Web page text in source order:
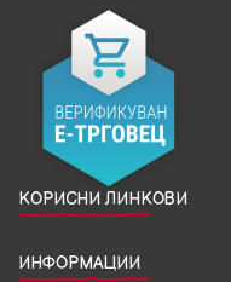
КОРИСНИ ЛИНКОВИ
ИНФОРМАЦИИ